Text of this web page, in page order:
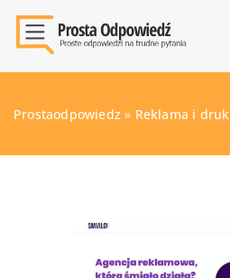
Prostaodpowiedz » Reklama i druk